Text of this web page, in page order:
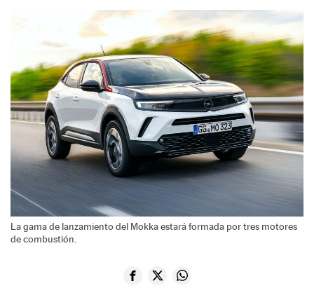
La gama de lanzamiento del Mokka estará formada por tres motores
de combustión.